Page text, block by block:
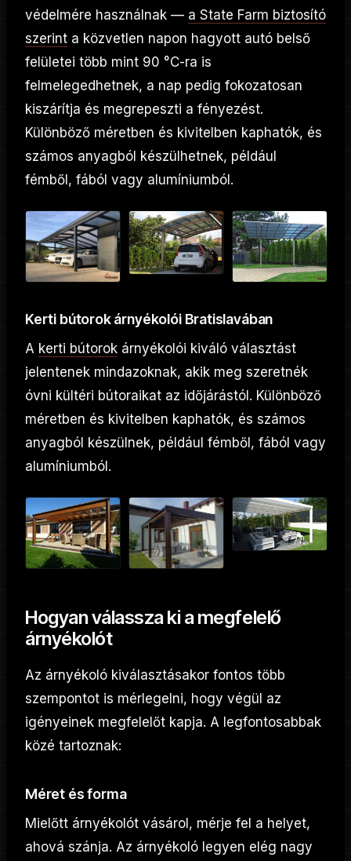
védelmére használnak — a State Farm biztosító
szerint a közvetlen napon hagyott autó belső
felületei több mint 90 °C-ra is
felmelegedhetnek, a nap pedig fokozatosan
kiszárítja és megrepeszti a fényezést.
Különböző méretben és kivitelben kaphatók, és
számos anyagból készülhetnek, például
fémből, fából vagy alumíniumból.
Kerti bútorok árnyékolói Bratislavában
A kerti bútorok árnyékolói kiváló választást
jelentenek mindazoknak, akik meg szeretnék
óvni kültéri bútoraikat az időjárástól. Különböző
méretben és kivitelben kaphatók, és számos
anyagból készülnek, például fémből, fából vagy
alumíniumból.
Hogyan válassza ki a megfelelő
árnyékolót
Az árnyékoló kiválasztásakor fontos több
szempontot is mérlegelni, hogy végül az
igényeinek megfelelőt kapja. A legfontosabbak
közé tartoznak:
Méret és forma
Mielőtt árnyékolót vásárol, mérje fel a helyet,
ahová szánja. Az árnyékoló legyen elég nagy